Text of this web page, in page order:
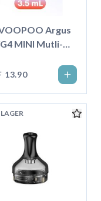
Argus
MINI Mutli-
13.90